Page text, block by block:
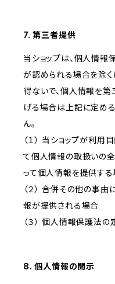
7. 第三者提供
当ショップは、個人情
が認められる場合を除
得ないで、個人情報を第
げる場合は上記に定め
ん。
（１） 当ショップが利
て個人情報の取扱いの
って個人情報を提供す
（２） 合併その他の事
報が提供される場合
（３） 個人情報保護法
8. 個人情報の開示